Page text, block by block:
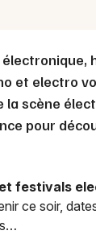
et electro
la scène
pour
festivals
ce soir,